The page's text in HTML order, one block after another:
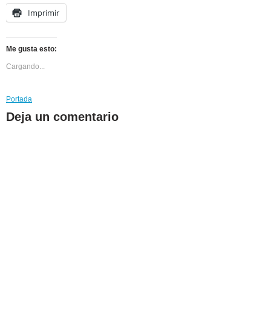
Imprimir
Me gusta esto:
Cargando...
Portada
Deja un comentario